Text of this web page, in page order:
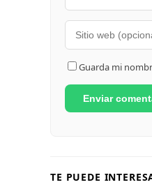
Guarda mi
TE PUEDE